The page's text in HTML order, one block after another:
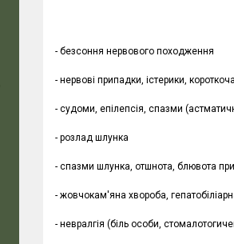
- безсоння нервового походження
- нервові припадки, істерики,
- судоми, епілепсія, спазми
- розлад шлунка
- спазми шлунка, отшнота, блювота при
- жовчокам'яна хвороба,
- невралгія (біль особи,